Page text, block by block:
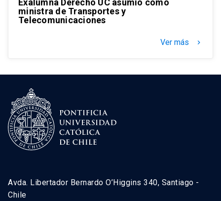
Exalumna Derecho UC asumió como
ministra de Transportes y
Telecomunicaciones
Ver más keyboard_arrow_right
Avda. Libertador Bernardo O’Higgins 340, Santiago -
Chile